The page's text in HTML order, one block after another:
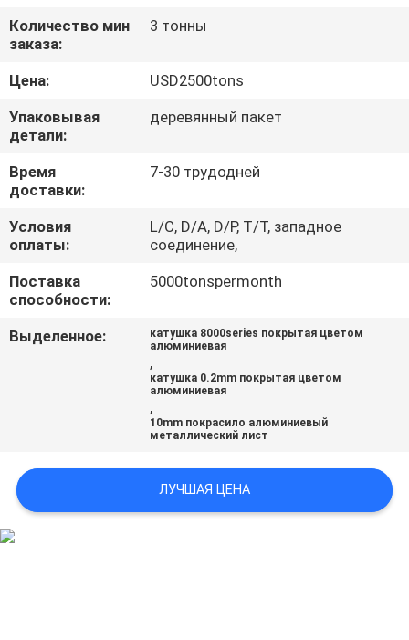
КАЧЕСТВА
СВЯЖИТЕСЬ
МЫ
НОВОСТИ
СЛУЧАИ
СПРОСИТЕ
ЦИТАТУ
КОНФИДЕНЦИАЛЬНОСТИ
Количество мин
заказа:
3 тонны
Цена:
USD2500tons
Упаковывая
детали:
деревянный пакет
Время
доставки:
7-30 трудодней
Условия
оплаты:
L/C, D/A, D/P, T/T, западное
соединение,
Поставка
способности:
5000tonspermonth
Выделенное:
катушка 8000series покрытая цветом
алюминиевая
,
катушка 0.2mm покрытая цветом
алюминиевая
,
10mm покрасило алюминиевый
металлический лист
ЛУЧШАЯ ЦЕНА